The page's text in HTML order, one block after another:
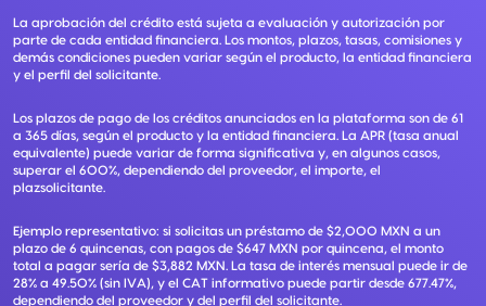
La aprobación del crédito está sujeta a evaluación y autorización por
parte de cada entidad financiera. Los montos, plazos, tasas, comisiones y
demás condiciones pueden variar según el producto, la entidad financiera
y el perfil del solicitante.
Los plazos de pago de los créditos anunciados en la plataforma son de 61
a 365 días, según el producto y la entidad financiera. La APR (tasa anual
equivalente) puede variar de forma significativa y, en algunos casos,
superar el 600%, dependiendo del proveedor, el importe, el
plazsolicitante.
Ejemplo representativo: si solicitas un préstamo de $2,000 MXN a un
plazo de 6 quincenas, con pagos de $647 MXN por quincena, el monto
total a pagar sería de $3,882 MXN. La tasa de interés mensual puede ir de
28% a 49.50% (sin IVA), y el CAT informativo puede partir desde 677.47%,
dependiendo del proveedor y del perfil del solicitante.